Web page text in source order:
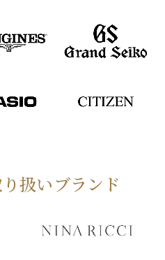
扱いブランド